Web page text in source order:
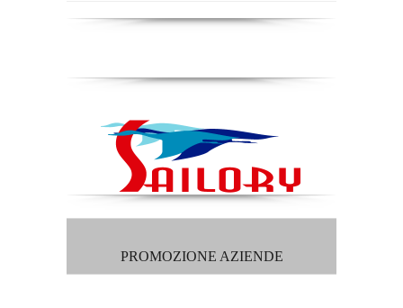
PROMOZIONE AZIENDE